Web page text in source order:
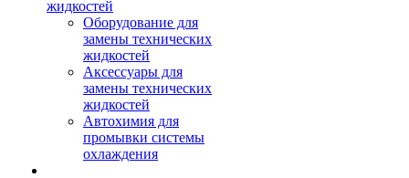
жидкостей
Оборудование для
замены технических
жидкостей
Аксессуары для
замены технических
жидкостей
Автохимия для
промывки системы
охлаждения